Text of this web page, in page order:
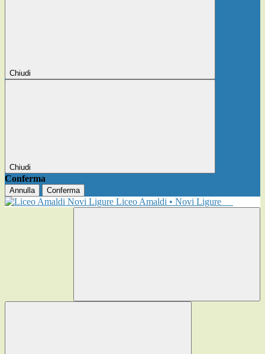
Chiudi
Chiudi
Conferma
Annulla Conferma
Liceo Amaldi • Novi Ligure